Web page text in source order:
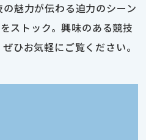
魅力が伝わる迫力のシーン
ストック。興味のある競技
ひお気軽にご覧ください。